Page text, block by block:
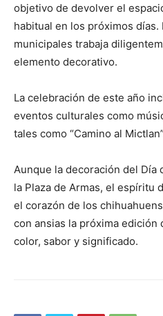
objetivo de devolver el
habitual en los próximos
municipales trabaja
elemento decorativo.
La celebración de este año
eventos culturales como
tales como “Camino al
Aunque la decoración del Día
la Plaza de Armas, el espíritu
el corazón de los
con ansias la próxima edición
color, sabor y significado.